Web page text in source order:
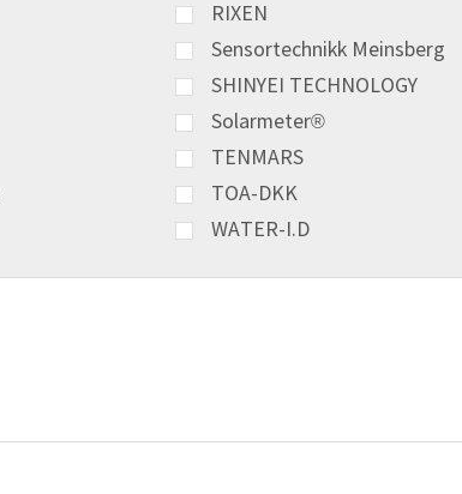
RIXEN
Sensortechnikk Meinsberg
SHINYEI TECHNOLOGY
Solarmeter®
TENMARS
TOA-DKK
WATER-I.D